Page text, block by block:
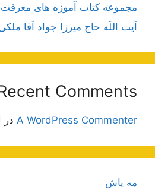
مجموعه کتاب آموزه های معرفت
آیت اللَه حاج میرزا جواد آقا
Comments
A WordPress Commenter در
مه پاش